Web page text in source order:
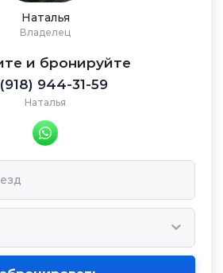
Наталья
Владелец
и бронируйте
944-31-59
Наталья